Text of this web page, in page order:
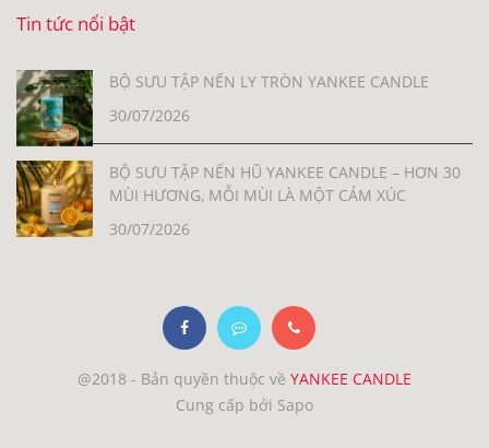
Tin tức nổi bật
BỘ SƯU TẬP NẾN LY TRÒN YANKEE CANDLE
30/07/2026
BỘ SƯU TẬP NẾN HŨ YANKEE CANDLE – HƠN 30
MÙI HƯƠNG, MỖI MÙI LÀ MỘT CẢM XÚC
30/07/2026
@2018 - Bản quyền thuộc về YANKEE CANDLE
Cung cấp bởi Sapo